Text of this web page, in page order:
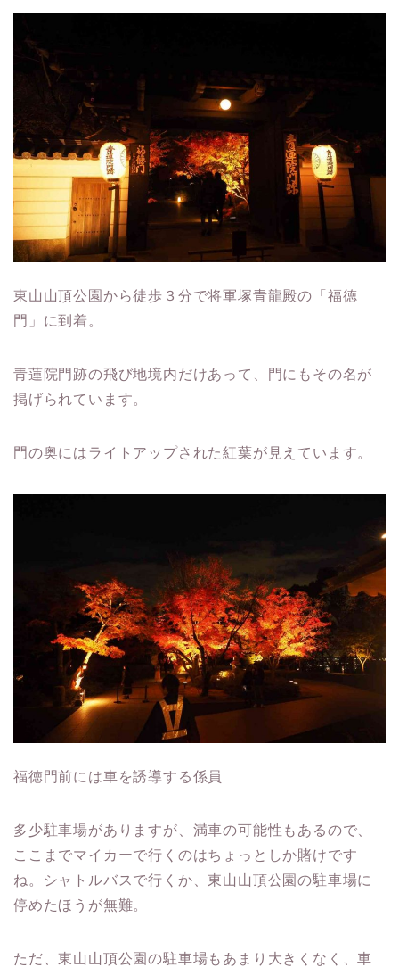
東山山頂公園から徒歩３分で将軍塚青龍殿の「福徳
門」に到着。
青蓮院門跡の飛び地境内だけあって、門にもその名が
掲げられています。
門の奥にはライトアップされた紅葉が見えています。
福徳門前には車を誘導する係員
多少駐車場がありますが、満車の可能性もあるので、
ここまでマイカーで行くのはちょっとしか賭けです
ね。シャトルバスで行くか、東山山頂公園の駐車場に
停めたほうが無難。
ただ、東山山頂公園の駐車場もあまり大きくなく、車